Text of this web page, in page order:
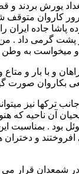
یورش
کاروان
پاشا جاده
پشت گرمی داد .
میخواست به وطن
و با بار و
بكاروان صورت
تركها نیز
در نظر مسیحیان
را ده روز بعد از ما
و
شمعدان قرار